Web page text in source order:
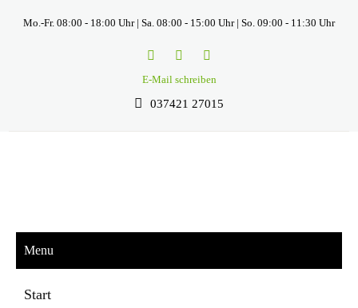
Mo.-Fr. 08:00 - 18:00 Uhr | Sa. 08:00 - 15:00 Uhr | So. 09:00 - 11:30 Uhr
E-Mail schreiben
037421 27015
Menu
Start